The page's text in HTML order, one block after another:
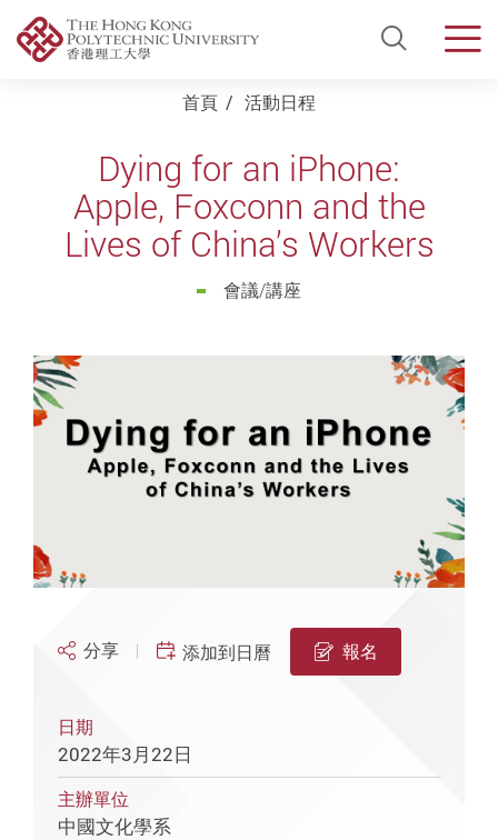
Open
首頁 活動日程
Dying for an iPhone:
Apple, Foxconn and the
Lives of China’s Workers
會議/講座
分享 添加到日曆 報名
日期
2022年3月22日
主辦單位
中國文化學系